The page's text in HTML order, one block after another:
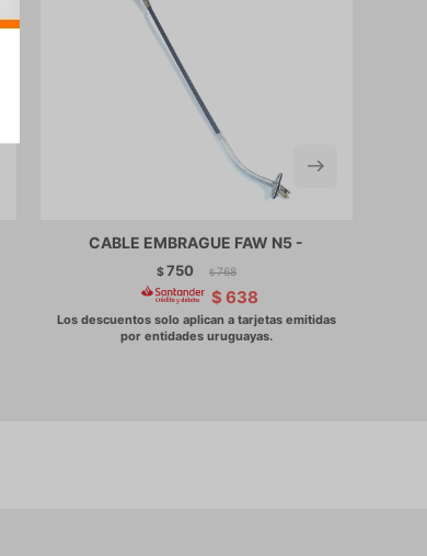
CABLE EMBRAGUE FAW N5 -
$750 $ 768
$ 638